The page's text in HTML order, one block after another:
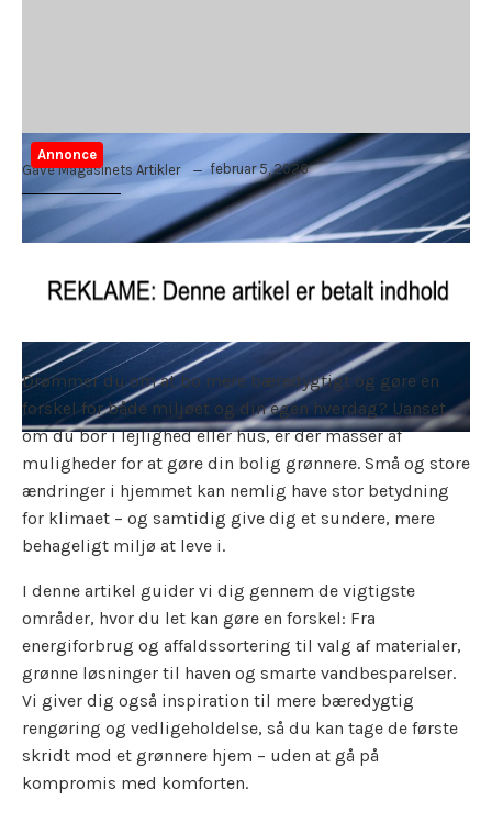
Annonce
Gave Magasinets Artikler
februar 5, 2026
Drømmer du om at bo mere bæredygtigt og gøre en
forskel for både miljøet og din egen hverdag? Uanset
om du bor i lejlighed eller hus, er der masser af
muligheder for at gøre din bolig grønnere. Små og store
ændringer i hjemmet kan nemlig have stor betydning
for klimaet – og samtidig give dig et sundere, mere
behageligt miljø at leve i.
I denne artikel guider vi dig gennem de vigtigste
områder, hvor du let kan gøre en forskel: Fra
energiforbrug og affaldssortering til valg af materialer,
grønne løsninger til haven og smarte vandbesparelser.
Vi giver dig også inspiration til mere bæredygtig
rengøring og vedligeholdelse, så du kan tage de første
skridt mod et grønnere hjem – uden at gå på
kompromis med komforten.